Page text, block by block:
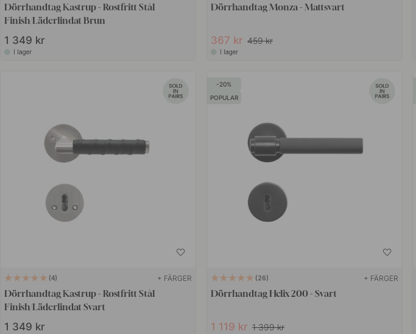
Dörrhandtag Kastrup - Rostfritt Stål
Finish/Läderlindat Brun
1 349 kr
I lager
Dörrhandtag Monza - Mattsvart
367 kr 459 kr
I lager
4 + FÄRGER
Dörrhandtag Kastrup - Rostfritt Stål
Finish/Läderlindat Svart
1 349 kr
20
POPULAR
26 + FÄRGER
Dörrhandtag Helix 200 - Svart
1 119 kr 1 399 kr